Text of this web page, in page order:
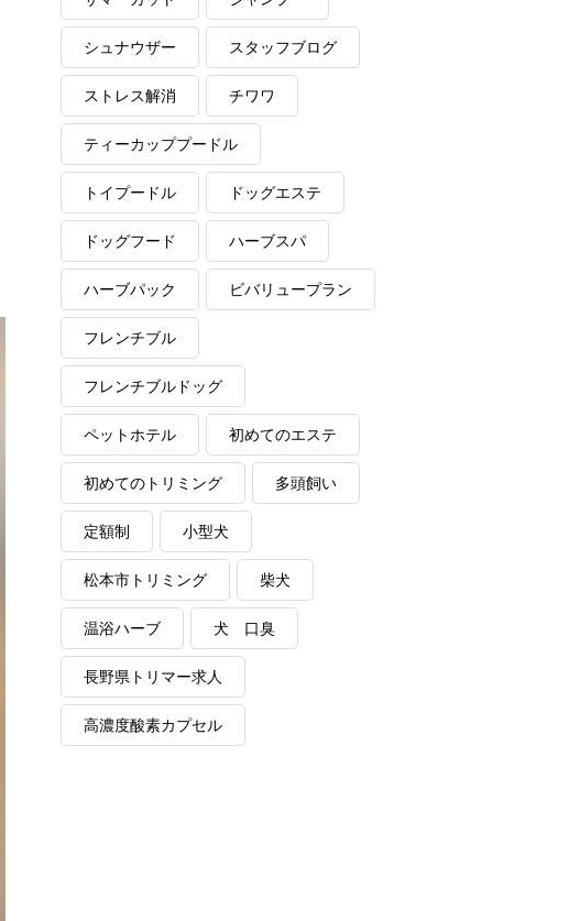
シュナウザー スタッフブログ
ストレス解消 チワワ
ティーカッププードル
トイプードル ドッグエステ
ドッグフード ハーブスパ
ハーブパック ビバリュープラン
フレンチブル
フレンチブルドッグ
ペットホテル 初めてのエステ
初めてのトリミング 多頭飼い
定額制 小型犬
松本市トリミング 柴犬
温浴ハーブ 犬 口臭
長野県トリマー求人
高濃度酸素カプセル